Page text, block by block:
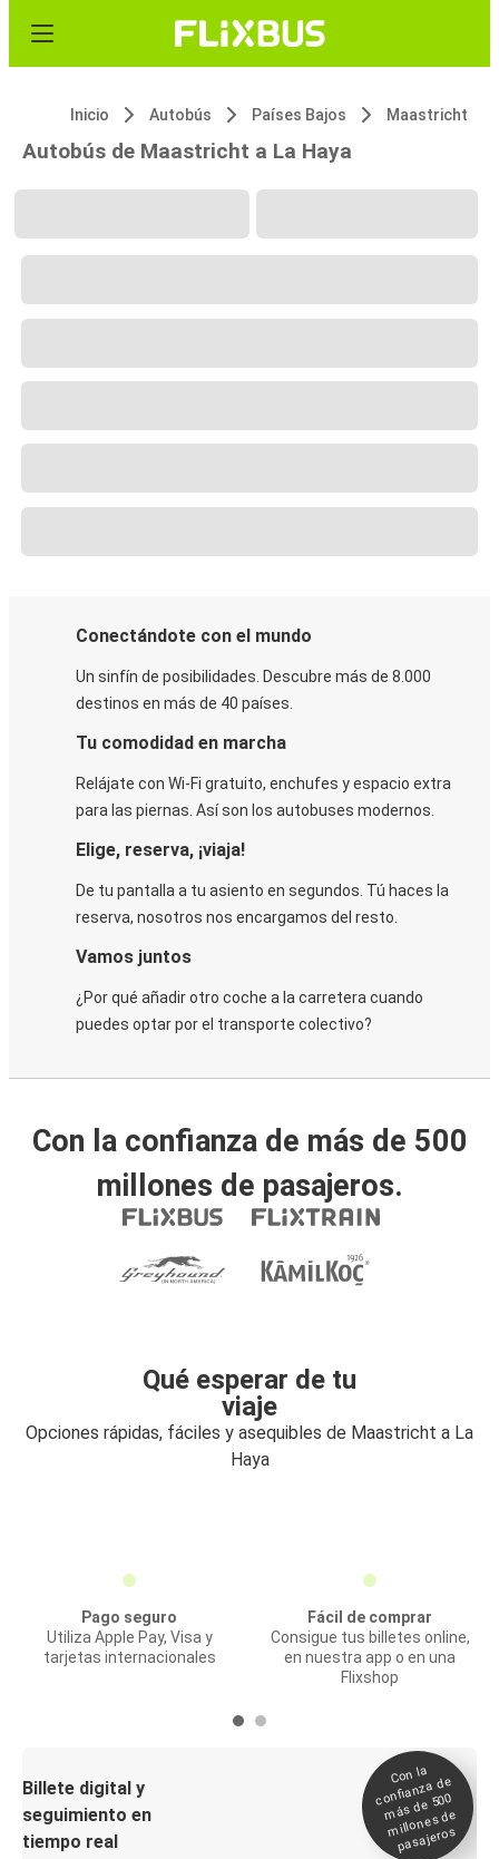
Inicio Autobús Países Bajos Maastricht
Autobús de Maastricht a La Haya
Conectándote con el mundo
Un sinfín de posibilidades. Descubre más de 8.000
destinos en más de 40 países.
Tu comodidad en marcha
Relájate con Wi-Fi gratuito, enchufes y espacio extra
para las piernas. Así son los autobuses modernos.
Elige, reserva, ¡viaja!
De tu pantalla a tu asiento en segundos. Tú haces la
reserva, nosotros nos encargamos del resto.
Vamos juntos
¿Por qué añadir otro coche a la carretera cuando
puedes optar por el transporte colectivo?
Con la confianza de más de 500
millones de pasajeros.
Qué esperar de tu
viaje
Opciones rápidas, fáciles y asequibles de Maastricht a La
Haya
Pago seguro
Utiliza Apple Pay, Visa y
tarjetas internacionales
Fácil de comprar
Consigue tus billetes online,
en nuestra app o en una
Flixshop
Billete digital y
seguimiento en
tiempo real
Con la
confianza de
más de 500
millones de
pasajeros